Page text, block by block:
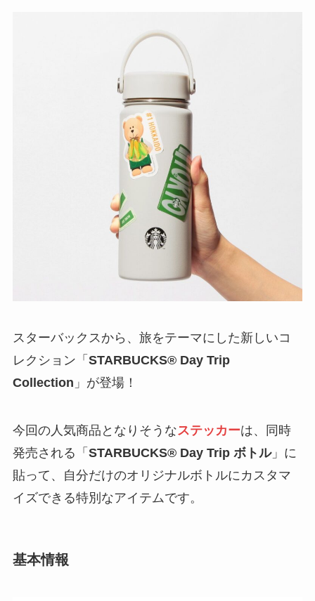
スターバックスから、旅をテーマにした新しいコ
レクション「 STARBUCKS® Day Trip
Collection 」が登場！
今回の人気商品となりそうなステッカーは、同時
発売される「 STARBUCKS® Day Trip ボトル」に
貼って、自分だけのオリジナルボトルにカスタマ
イズできる特別なアイテムです。
基本情報